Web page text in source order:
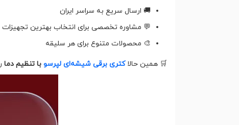
🚚 ارسال سریع به سراسر ایران
💬 مشاوره تخصصی برای انتخاب بهترین تجهیزات
🎨 محصولات متنوع برای هر سلیقه
🛒 همین حالاکتری برقی شیشه‌ای لپرسوبا تنظیم دما